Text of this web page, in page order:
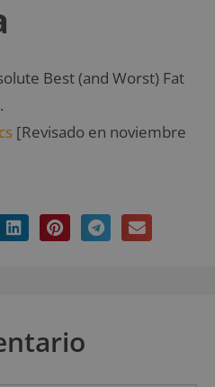
Best (and Worst) Fat
[Revisado en noviembre